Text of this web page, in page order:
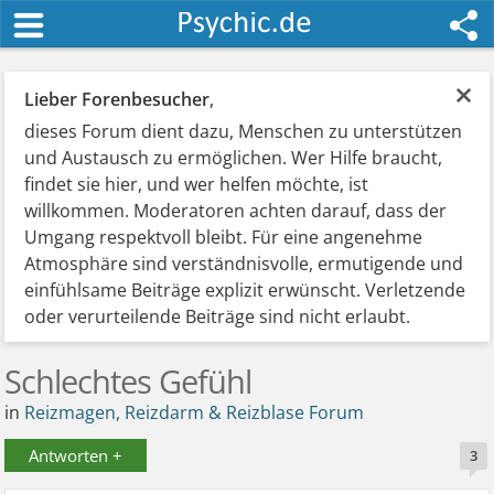
×
Lieber Forenbesucher,
dieses Forum dient dazu, Menschen zu unterstützen
und Austausch zu ermöglichen. Wer Hilfe braucht,
findet sie hier, und wer helfen möchte, ist
willkommen. Moderatoren achten darauf, dass der
Umgang respektvoll bleibt. Für eine angenehme
Atmosphäre sind verständnisvolle, ermutigende und
einfühlsame Beiträge explizit erwünscht. Verletzende
oder verurteilende Beiträge sind nicht erlaubt.
Schlechtes Gefühl
in Reizmagen, Reizdarm & Reizblase Forum
Antworten + 3